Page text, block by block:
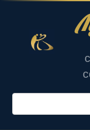
Поиск: